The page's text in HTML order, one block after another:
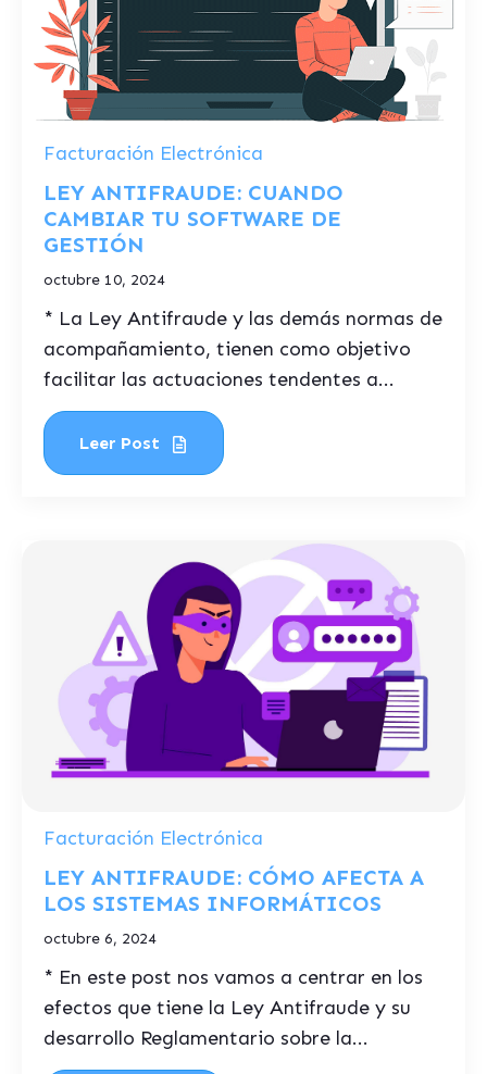
Facturación Electrónica
LEY ANTIFRAUDE: CUANDO
CAMBIAR TU SOFTWARE DE
GESTIÓN
octubre 10, 2024
* La Ley Antifraude y las demás normas de
acompañamiento, tienen como objetivo
facilitar las actuaciones tendentes a...
Leer Post
Facturación Electrónica
LEY ANTIFRAUDE: CÓMO AFECTA A
LOS SISTEMAS INFORMÁTICOS
octubre 6, 2024
* En este post nos vamos a centrar en los
efectos que tiene la Ley Antifraude y su
desarrollo Reglamentario sobre la...